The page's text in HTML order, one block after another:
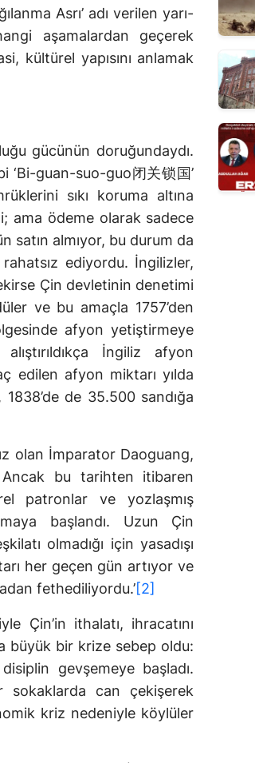
Asrı’ adı verilen yarı-
aşamalardan geçerek
kültürel yapısını anlamak
gücünün doruğundaydı.
‘Bi-guan-suo-guo闭关锁国’
sıkı koruma altına
ama ödeme olarak sadece
satın almıyor, bu durum da
ediyordu. İngilizler,
Çin devletinin denetimi
ve bu amaçla 1757’den
afyon yetiştirmeye
İngiliz afyon
edilen afyon miktarı yılda
de 35.500 sandığa
olan İmparator Daoguang,
Ancak bu tarihten itibaren
patronlar ve yozlaşmış
başlandı. Uzun Çin
olmadığı için yasadışı
her geçen gün artıyor ve
fethediliyordu.’[2]
Çin’in ithalatı, ihracatını
büyük bir krize sebep oldu:
gevşemeye başladı.
sokaklarda can çekişerek
kriz nedeniyle köylüler